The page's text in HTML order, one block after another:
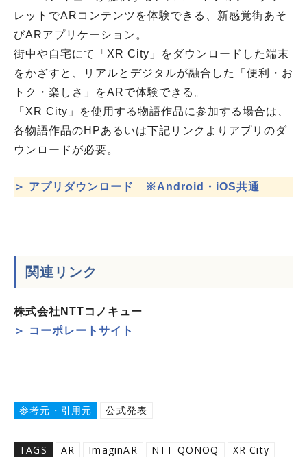
レットでARコンテンツを体験できる、新感覚街あそ
びARアプリケーション。
街中や自宅にて「XR City」をダウンロードした端末
をかざすと、リアルとデジタルが融合した「便利・お
トク・楽しさ」をARで体験できる。
「XR City」を使用する物語作品に参加する場合は、
各物語作品のHPあるいは下記リンクよりアプリのダ
ウンロードが必要。
＞ アプリダウンロード ※Android・iOS共通
関連リンク
株式会社NTTコノキュー
＞ コーポレートサイト
参考元・引用元 公式発表
TAGS AR ImaginAR NTT QONOQ XR City